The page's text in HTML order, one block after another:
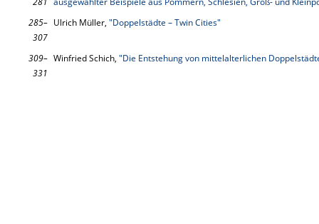
285–
307
Ulrich Müller, "Doppelstädte – Twin Cities"
309–
331
Winfried Schich, "Die Entstehung von mittelalterlichen